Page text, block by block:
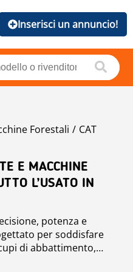
Inserisci un annuncio!
Forestali
CAT
E MACCHINE
L’USATO IN
potenza e
per soddisfare
di abbattimento,